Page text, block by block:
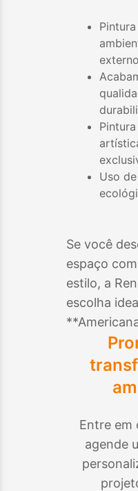
Uso
Se você
espaço
estilo, a
escolha
**
Entre em
agende